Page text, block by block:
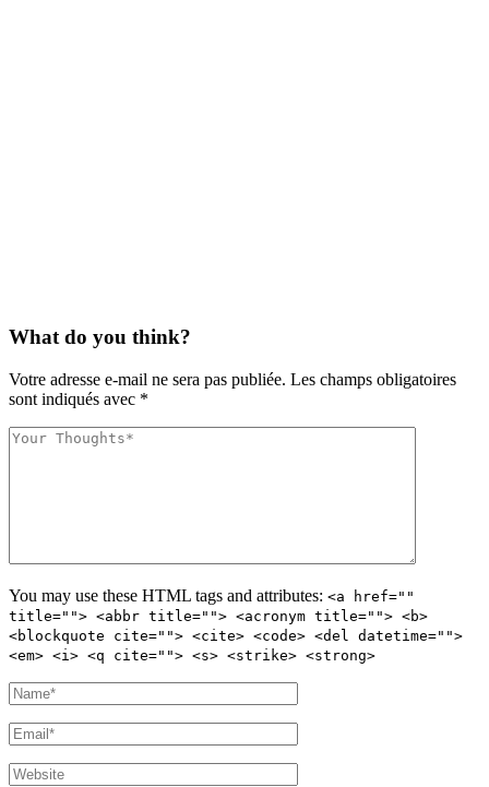
What do you think?
Votre adresse e-mail ne sera pas publiée. Les champs obligatoires
sont indiqués avec *
You may use these HTML tags and attributes: <a href=""
title=""> <abbr title=""> <acronym title=""> <b>
<blockquote cite=""> <cite> <code> <del datetime="">
<em> <i> <q cite=""> <s> <strike> <strong>